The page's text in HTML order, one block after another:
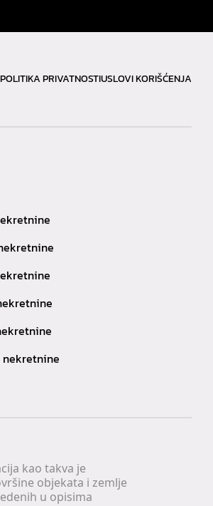
POLITIKA PRIVATNOSTIUSLOVI KORIŠĆENJA
kao takva je
objekata i zemlje
u opisima
nekretnine